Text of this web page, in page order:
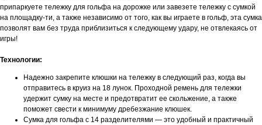
припаркуете тележку для гольфа на дорожке или завезете тележку с сумкой
на площадку-ти, а также независимо от того, как вы играете в гольф, эта сумка
позволят вам без труда приблизиться к следующему удару, не отвлекаясь от
игры!
Технологии:
Надежно закрепите клюшки на тележку в следующий раз, когда вы
отправитесь в круиз на 18 лунок. Проходной ремень для тележки
удержит сумку на месте и предотвратит ее скольжение, а также
поможет свести к минимуму дребезжание клюшек.
Сумка для гольфа с 14 разделителями — это удобный и практичный